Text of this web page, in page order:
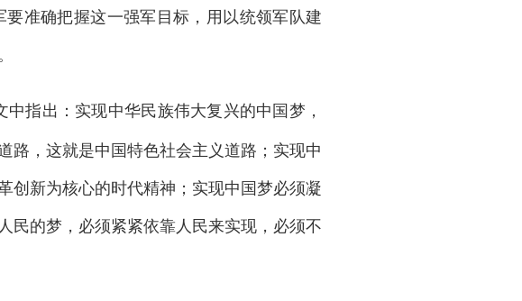
准确把握这一强军目标，用以统领军队建
中指出：实现中华民族伟大复兴的中国梦，
路，这就是中国特色社会主义道路；实现中
创新为核心的时代精神；实现中国梦必须凝
民的梦，必须紧紧依靠人民来实现，必须不